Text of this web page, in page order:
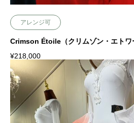
アレンジ可
Crimson Étoile（クリムゾン・エトワ
¥218,000